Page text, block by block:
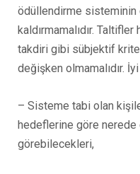
ödüllendirme sisteminin
kaldırmamalıdır.
takdiri gibi sübjektif
değişken olmamalıdır.
– Sisteme tabi olan
hedeflerine göre nerede
görebilecekleri,